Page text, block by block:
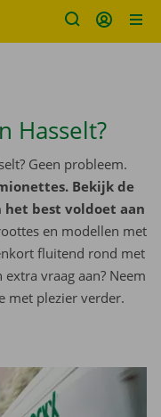
Hasselt?
Geen probleem.
Bekijk de
het best voldoet aan
en modellen met
fluitend rond met
vraag aan? Neem
met plezier verder.